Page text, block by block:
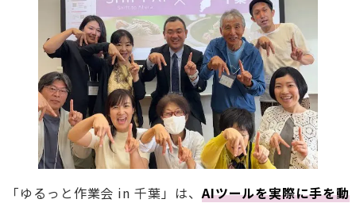
「ゆるっと作業会 in 千葉」は、 AIツールを実際に手を動